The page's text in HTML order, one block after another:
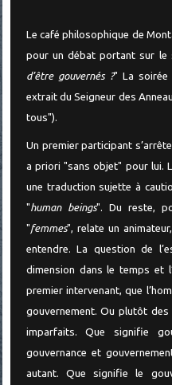
Le café philosophique de
pour un débat portant sur le
d’être gouvernés ?" La soirée
extrait du Seigneur des
tous").
Un premier participant
a priori "sans objet" pour lui.
une traduction sujette à
"human beings". Du reste,
"femmes", relate un
entendre. La question de
dimension dans le temps et
premier intervenant, que
gouvernement. Ou plutôt
imparfaits. Que signifie
gouvernance et
autant. Que signifie le